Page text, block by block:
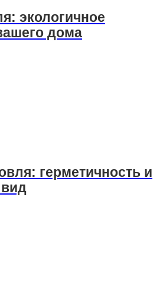
экологичное
дома
герметичность и